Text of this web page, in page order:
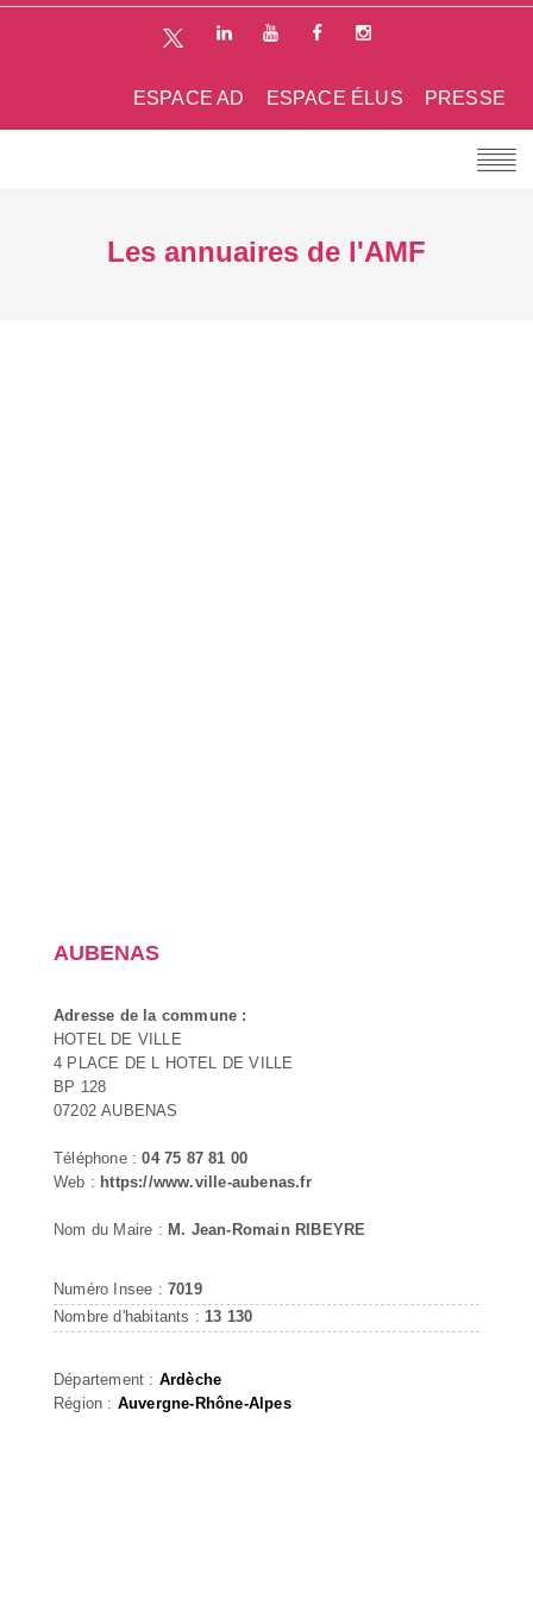
PRESSE
ESPACE ÉLUS
ESPACE AD
Les annuaires de l'AMF
AUBENAS
Adresse de la commune :
HOTEL DE VILLE
4 PLACE DE L HOTEL DE VILLE
BP 128
07202 AUBENAS
Téléphone :04 75 87 81 00
Web : https://www.ville-aubenas.fr
Nom du Maire : M. Jean-Romain RIBEYRE
Numéro Insee : 7019
Nombre d'habitants : 13 130
Département : Ardèche
Région : Auvergne-Rhône-Alpes